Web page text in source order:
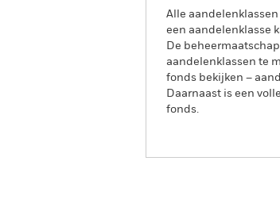
Alle
een aandelenklasse
De
aandelenklassen te
fonds bekijken –
Daarnaast is een
fonds.